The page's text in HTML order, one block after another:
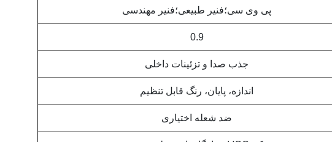
پی وی سی؛فنیر طبیعی؛فنیر مهندسی
0.9
جذب صدا و تزئینات داخلی
اندازه، پایان، رنگ قابل تنظیم
ضد شعله اختیاری